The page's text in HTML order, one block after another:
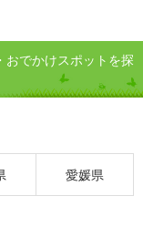
おでかけスポットを探
愛媛県